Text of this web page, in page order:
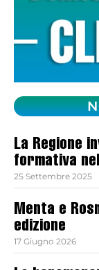
La Regione
formativa
25 Settembre 2025
Menta e
edizione
17 Giugno 2026